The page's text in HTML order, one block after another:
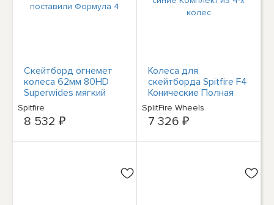
Скейтборд огнемет
колеса 62мм 80HD
Superwides мягкий
крейсер поставили
Формула 4
Spitfire
8 532 ₽
Колеса для
скейтборда Spitfire F4
Конические Полная
серия 99A 58 мм
синие Комплект из 4-х
колес
SplitFire Wheels
7 326 ₽